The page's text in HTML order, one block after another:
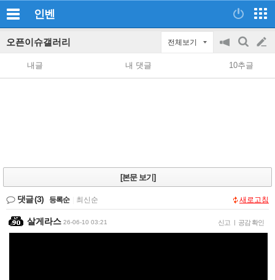
인벤
오픈이슈갤러리 전체보기
공
지
on/off
검
색
글
쓰
내글 내 댓글 10추글
[본문 보기]
댓글(3) 등록순 최신순 새로고침
살게라스 26-06-10 03:21 신고 | 공감 확인